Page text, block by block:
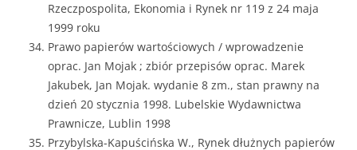
Rzeczpospolita, Ekonomia i Rynek nr 119 z 24 maja
1999 roku
Prawo papierów wartościowych / wprowadzenie
oprac. Jan Mojak ; zbiór przepisów oprac. Marek
Jakubek, Jan Mojak. wydanie 8 zm., stan prawny na
dzień 20 stycznia 1998. Lubelskie Wydawnictwa
Prawnicze, Lublin 1998
Przybylska-Kapuścińska W., Rynek dłużnych papierów